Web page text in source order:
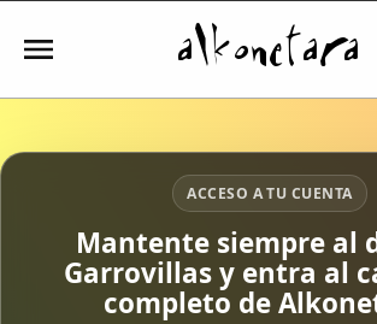
Iniciar sesión
Mi Cuenta
ACCESO A TU CUENTA
Mantente siempre al
Garrovillas y entra al
completo de